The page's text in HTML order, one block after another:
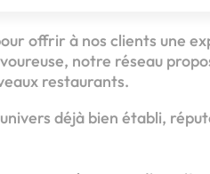
offrir à nos clients une
notre réseau
restaurants.
déjà bien établi,